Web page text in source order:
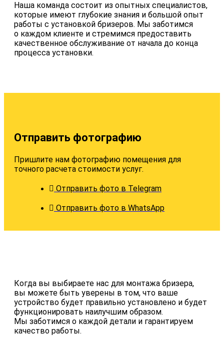
Наша команда состоит из опытных специалистов,
которые имеют глубокие знания и большой опыт
работы с установкой бризеров. Мы заботимся
о каждом клиенте и стремимся предоставить
качественное обслуживание от начала до конца
процесса установки.
Отправить фотографию
Пришлите нам фотографию помещения для
точного расчета стоимости услуг.
Отправить фото в Telegram
Отправить фото в WhatsApp
Когда вы выбираете нас для монтажа бризера,
вы можете быть уверены в том, что ваше
устройство будет правильно установлено и будет
функционировать наилучшим образом.
Мы заботимся о каждой детали и гарантируем
качество работы.